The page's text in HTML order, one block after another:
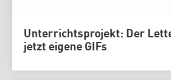
Unterrichtsprojekt: Der
jetzt eigene GIFs